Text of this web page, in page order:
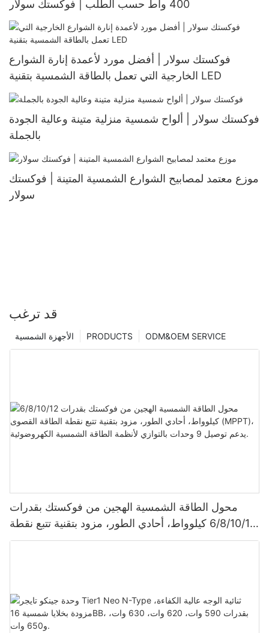
400 واط حسب الطلب | فوكستك سولار
فوكستك سولار | أفضل مورد لأعمدة إنارة الشوارع
الخارجية التي تعمل بالطاقة الشمسية بتقنية LED
فوكستك سولار | ألواح شمسية منزلية متينة وعالية الجودة
بالجملة
موزع معتمد لمصابيح الشوارع الشمسية المتينة | فوكستك
سولار
قد ترغب
ODM&OEM SERVICE
PRODUCTS الأجهزة الشمسية
محول الطاقة الشمسية الهجين من فوكستك بقدرات
6/8/10/12 كيلوواط، أحادي الطور، مزود بتقنية تتبع نقطة
الطاقة القصوى (MPPT)، يدعم توصيل 9 وحدات بالتوازي